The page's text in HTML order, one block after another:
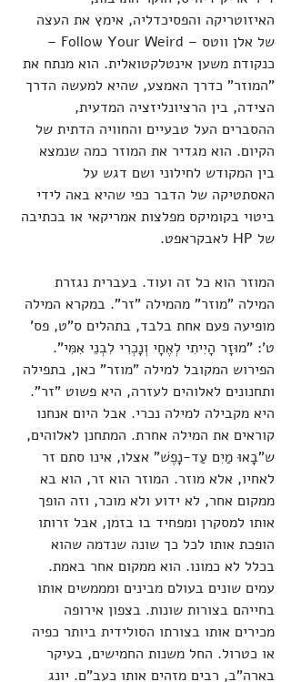
האיזוטריקה והפסיכדליה, אימץ את העצה
של אלן ווטס – Follow Your Weird –
כנקודת משען אינטלקטואלית. הוא מנתח את
"המוזר" כדרך האמצע, שהיא למעשה הדרך
הצידה, בין הרציונליזציה המדעית,
ההסברים העל טבעיים והחוויה הדתית של
הקיום. הוא מגדיר את המוזר כמה שנמצא
בין המקודש לחילוני ושם דגש על
האסתטיקה של הדבר כפי שהיא באה לידי
ביטוי בקומיקס מפלצות אמריקאי או בכתיבה
של HP לאבקראפט.
המוזר הוא כל זה ועוד. בעברית נגזרת
המילה "מוזר" מהמילה "זר". במקרא המילה
מופיעה פעם אחת בלבד, בתהלים ס"ט, פס'
ט': "מוּזָר הָיִיתִי לְאֶחָי וְנָכְרִי לִבְנֵי אִמִּי".
הפירוש המקובל למילה "מוזר" כאן, בתפילה
ותחנונים לאלוהים לעזרה, היא פשוט "זר".
היא מקבילה למילה נכרי. אבל היום אנחנו
קוראים את המילה אחרת. המתחנן לאלוהים,
ש"בָאוּ מַיִם עַד-נָפֶשׁ" אצלו, אינו סתם זר
לאחיו, אלא מוזר. המוזר הוא זר, הוא בא
ממקום אחר, לא ידוע ולא מוכר, וזה הופך
אותו למסקרן ומפחיד בו בזמן, אבל זרותו
הופכת אותו לכל כך שונה שנדמה שהוא
בכלל לא כמונו. הוא ממקום אחר באמת.
עמים שונים בעולם מבינים ומממשים אותו
בחייהם בצורות שונות. בצפון אירופה
מכירים אותו בצורתו הסולידית ביותר כפיה
או כטרול. החל משנות החמישים, בעיקר
בארה"ב, רבים מזהים אותו כעב"ם. יונג